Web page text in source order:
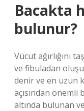
Bacakta
bulunur?
Vücut ağırlığını
ve fibuladan
denir ve en uzun
açısından
altında bulunan